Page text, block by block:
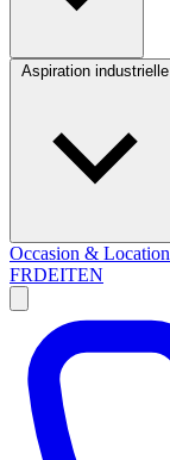
Occasion & Location
FRDEITEN